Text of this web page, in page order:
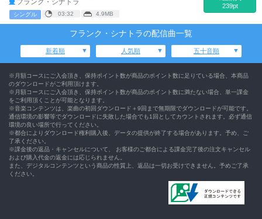
フランク・シナトラ
シングル 03:32 4.9MB
239pt
フランク・シナトラの配信曲一覧
新着順 人気順 五十音順
※月額コースにご入会頂き、保持ポイント数が商品のポイント数に足りている場合、本商品
のダウンロードがご利用頂けます。
※月額コースにご入会頂き、保持ポイント数が商品のポイント数に満たない場合、単一課金
をご利用頂くことが可能となります。
※音楽コンテンツは、楽曲の初回ダウンロード＋9回まで無期限でダウンロードが可能です。
通信環境の影響等でダウンロードに失敗した場合でも1回としてカウントされます。必ず通信
環境の良い場所で行ってください。
※都合によりダウンロード権利購入後、データの提供が終了する場合があります。予め、ご
了承ください。
※課金後の返品・キャンセルについて、 お客様のご都合による課金完了後の注文キャンセル
および購入代金の返金には応じられません。
また、デジタルコンテンツという商品の性質上、返品は一切お受けできません。予めご了承
ください。